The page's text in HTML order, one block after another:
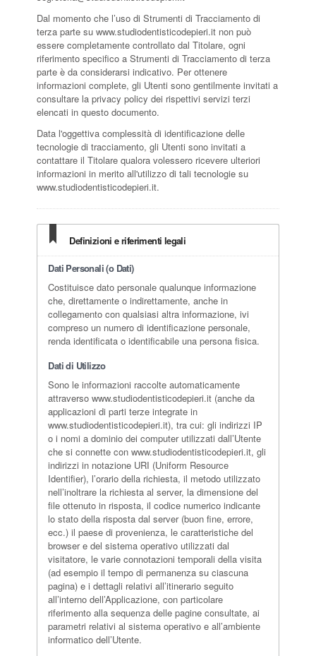
Dal momento che l’uso di Strumenti di Tracciamento di
terza parte su www.studiodentisticodepieri.it non può
essere completamente controllato dal Titolare, ogni
riferimento specifico a Strumenti di Tracciamento di terza
parte è da considerarsi indicativo. Per ottenere
informazioni complete, gli Utenti sono gentilmente invitati a
consultare la privacy policy dei rispettivi servizi terzi
elencati in questo documento.
Data l'oggettiva complessità di identificazione delle
tecnologie di tracciamento, gli Utenti sono invitati a
contattare il Titolare qualora volessero ricevere ulteriori
informazioni in merito all'utilizzo di tali tecnologie su
www.studiodentisticodepieri.it.
Definizioni e riferimenti legali
Dati Personali (o Dati)
Costituisce dato personale qualunque informazione
che, direttamente o indirettamente, anche in
collegamento con qualsiasi altra informazione, ivi
compreso un numero di identificazione personale,
renda identificata o identificabile una persona fisica.
Dati di Utilizzo
Sono le informazioni raccolte automaticamente
attraverso www.studiodentisticodepieri.it (anche da
applicazioni di parti terze integrate in
www.studiodentisticodepieri.it), tra cui: gli indirizzi IP
o i nomi a dominio dei computer utilizzati dall’Utente
che si connette con www.studiodentisticodepieri.it, gli
indirizzi in notazione URI (Uniform Resource
Identifier), l’orario della richiesta, il metodo utilizzato
nell’inoltrare la richiesta al server, la dimensione del
file ottenuto in risposta, il codice numerico indicante
lo stato della risposta dal server (buon fine, errore,
ecc.) il paese di provenienza, le caratteristiche del
browser e del sistema operativo utilizzati dal
visitatore, le varie connotazioni temporali della visita
(ad esempio il tempo di permanenza su ciascuna
pagina) e i dettagli relativi all’itinerario seguito
all’interno dell’Applicazione, con particolare
riferimento alla sequenza delle pagine consultate, ai
parametri relativi al sistema operativo e all’ambiente
informatico dell’Utente.